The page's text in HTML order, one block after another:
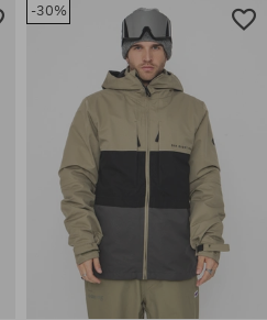
Mărimi existente:
-30%